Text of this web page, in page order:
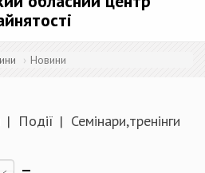
Новини
Події Семінари,тренінги